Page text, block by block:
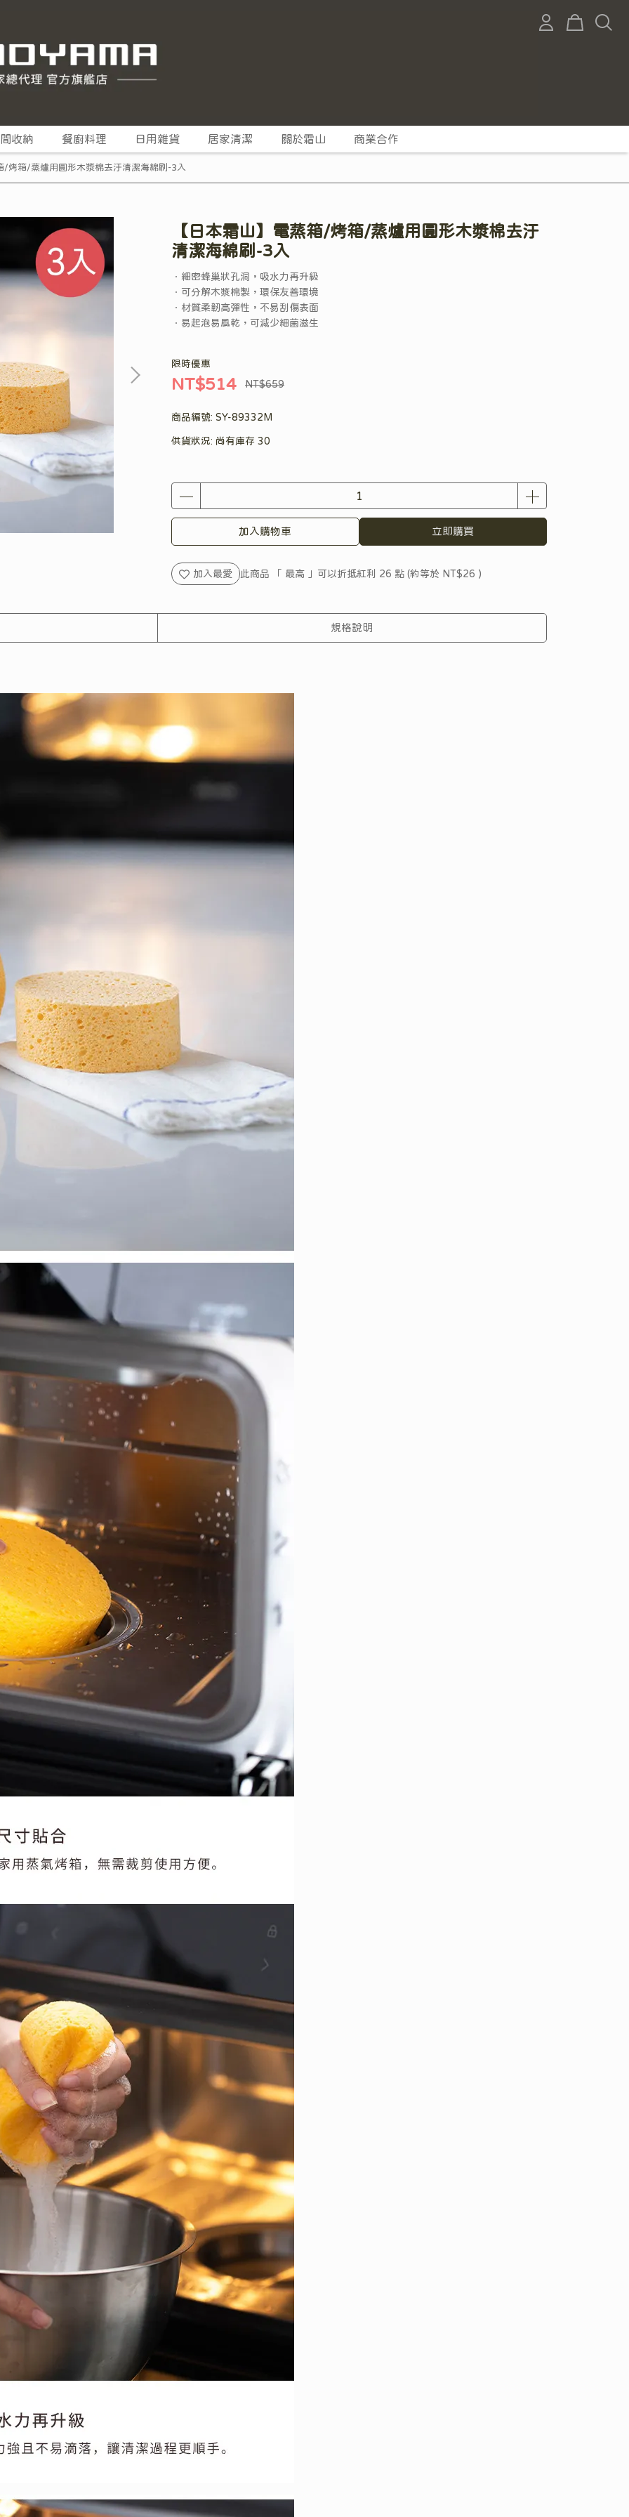
收納 餐廚料理 日用雜貨 居家清潔 關於霜山 商業合作
/烤箱/蒸爐用圓形木漿棉去汙清潔海綿刷-3入
【日本霜山】電蒸箱/烤箱/蒸爐用圓形木漿棉去汙
清潔海綿刷-3入
．細密蜂巢狀孔洞，吸水力再升級
．可分解木漿棉製，環保友善環境
．材質柔韌高彈性，不易刮傷表面
．易起泡易風乾，可減少細菌滋生
限時優惠
NT$514 NT$659
商品編號: SY-89332M
供貨狀況: 尚有庫存 30
加入購物車 立即購買
加入最愛 此商品 「 最高 」可以折抵紅利 26 點 (約等於 NT$26 )
規格說明